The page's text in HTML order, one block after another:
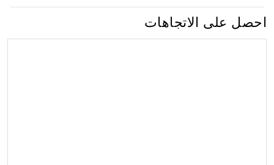
احصل على الاتجاهات